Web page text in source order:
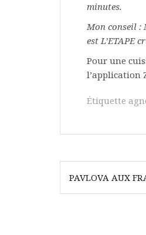
minutes.
Mon conseil :
est L’ETAPE
Pour une
l’application
Étiquette
Navigation
dePAVLOVA AUX